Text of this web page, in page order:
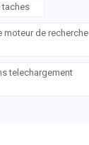
taches
moteur de recherche
telechargement